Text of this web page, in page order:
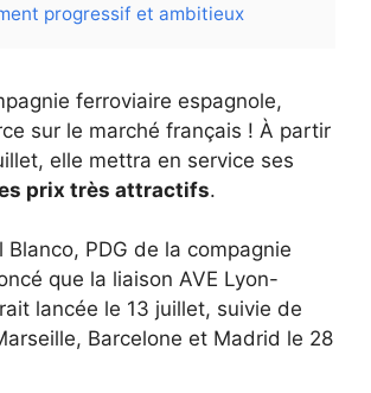
progressif et ambitieux
ferroviaire espagnole,
sur le marché français ! À partir
elle mettra en service ses
prix très attractifs.
Blanco, PDG de la compagnie
que la liaison AVE Lyon-
lancée le 13 juillet, suivie de
Barcelone et Madrid le 28